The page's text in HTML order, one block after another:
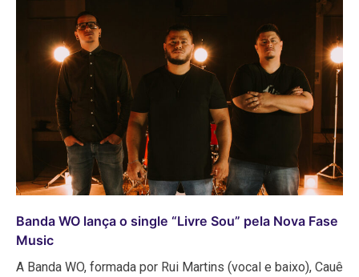
Banda WO lança o single “Livre Sou” pela Nova Fase
Music
A Banda WO, formada por Rui Martins (vocal e baixo), Cauê